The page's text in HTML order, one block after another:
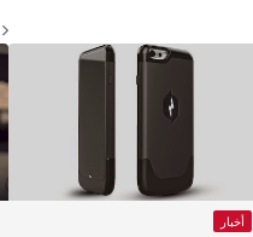
أخبار